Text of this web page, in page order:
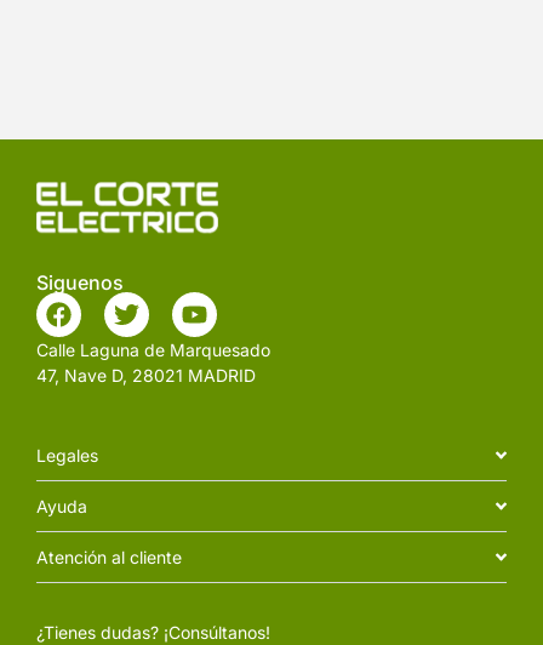
Siguenos
Calle Laguna de Marquesado
47, Nave D, 28021 MADRID
Legales
Ayuda
Atención al cliente
¿Tienes dudas? ¡Consúltanos!